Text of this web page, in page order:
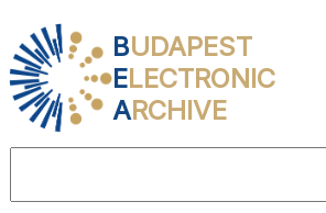
BUDAPEST
ELECTRONIC
ARCHIVE